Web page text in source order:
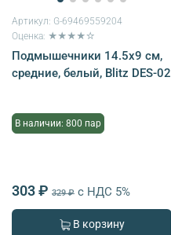
Артикул: G-69469559204
Оценка: ★★★★☆
Подмышечники 14.5х9 см,
средние, белый, Blitz DES-02
В наличии: 800 пар
303 ₽ 329 ₽ с НДС 5%
В корзину